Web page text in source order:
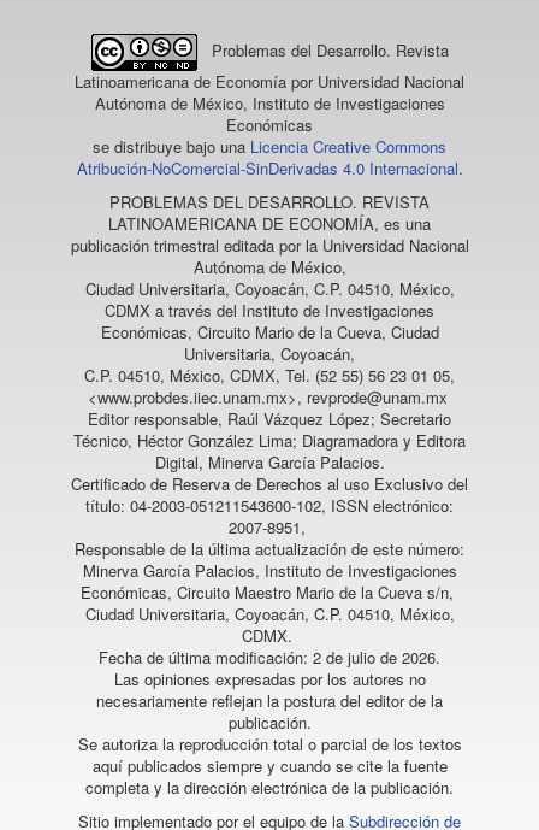
Problemas del Desarrollo. Revista
Latinoamericana de Economía por Universidad Nacional
Autónoma de México, Instituto de Investigaciones
Económicas
se distribuye bajo una Licencia Creative Commons
Atribución-NoComercial-SinDerivadas 4.0 Internacional.
PROBLEMAS DEL DESARROLLO. REVISTA
LATINOAMERICANA DE ECONOMÍA, es una
publicación trimestral editada por la Universidad Nacional
Autónoma de México,
Ciudad Universitaria, Coyoacán, C.P. 04510, México,
CDMX a través del Instituto de Investigaciones
Económicas, Circuito Mario de la Cueva, Ciudad
Universitaria, Coyoacán,
C.P. 04510, México, CDMX, Tel. (52 55) 56 23 01 05,
<www.probdes.iiec.unam.mx>, revprode@unam.mx
Editor responsable, Raúl Vázquez López; Secretario
Técnico, Héctor González Lima; Diagramadora y Editora
Digital, Minerva García Palacios.
Certificado de Reserva de Derechos al uso Exclusivo del
título: 04-2003-051211543600-102, ISSN electrónico:
2007-8951,
Responsable de la última actualización de este número:
Minerva García Palacios, Instituto de Investigaciones
Económicas, Circuito Maestro Mario de la Cueva s/n,
Ciudad Universitaria, Coyoacán, C.P. 04510, México,
CDMX.
Fecha de última modificación: 2 de julio de 2026.
Las opiniones expresadas por los autores no
necesariamente reflejan la postura del editor de la
publicación.
Se autoriza la reproducción total o parcial de los textos
aquí publicados siempre y cuando se cite la fuente
completa y la dirección electrónica de la publicación.
Sitio implementado por el equipo de la Subdirección de